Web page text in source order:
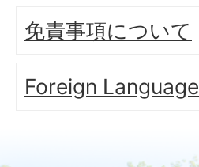
免責事項について
Foreign Language